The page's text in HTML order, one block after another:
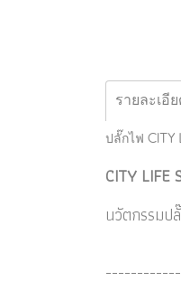
รายละเอี
ปลั๊กไฟ CITY
CITY LIFE
นวัตกรรมป